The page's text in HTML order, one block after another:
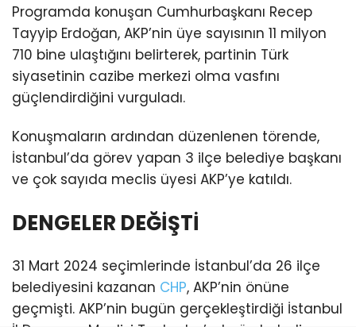
Programda konuşan Cumhurbaşkanı Recep
Tayyip Erdoğan, AKP’nin üye sayısının 11 milyon
710 bine ulaştığını belirterek, partinin Türk
siyasetinin cazibe merkezi olma vasfını
güçlendirdiğini vurguladı.
Konuşmaların ardından düzenlenen törende,
İstanbul’da görev yapan 3 ilçe belediye başkanı
ve çok sayıda meclis üyesi AKP’ye katıldı.
DENGELER DEĞİŞTİ
31 Mart 2024 seçimlerinde İstanbul’da 26 ilçe
belediyesini kazanan CHP, AKP’nin önüne
geçmişti. AKP’nin bugün gerçekleştirdiği İstanbul